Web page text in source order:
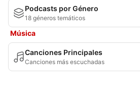
Podcasts por Género
18 géneros temáticos
Música
Canciones Principales
Canciones más escuchadas